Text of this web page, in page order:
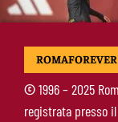
ROMAFOREVER
©1996 – 2025
registrata presso